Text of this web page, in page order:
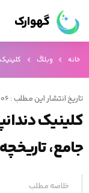
گهوارک
خانه وبلاگ کلینیک
تاریخ انتشار این مطلب : 1404/04/06 ساعت 16:21:21
کلینیک
جامع،
خلاصه مطلب